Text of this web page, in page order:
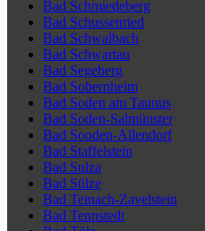
Bad Schmiedeberg
Bad Schussenried
Bad Schwalbach
Bad Schwartau
Bad Segeberg
Bad Sobernheim
Bad Soden am Taunus
Bad Soden-Salmünster
Bad Sooden-Allendorf
Bad Staffelstein
Bad Sulza
Bad Sülze
Bad Teinach-Zavelstein
Bad Tennstedt